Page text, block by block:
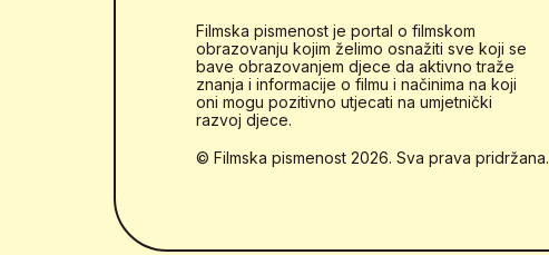
Filmska pismenost je portal o filmskom
obrazovanju kojim želimo osnažiti sve koji se
bave obrazovanjem djece da aktivno traže
znanja i informacije o filmu i načinima na koji
oni mogu pozitivno utjecati na umjetnički
razvoj djece.
© Filmska pismenost 2026. Sva prava pridržana.